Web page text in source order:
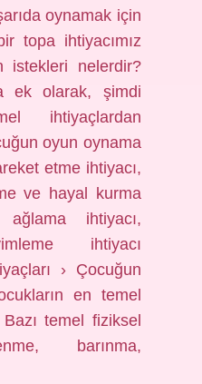
oynamak için
topa ihtiyacımız
istekleri nelerdir?
ek olarak, şimdi
ihtiyaçlardan
oyun oynama
etme ihtiyacı,
ve hayal kurma
ağlama ihtiyacı,
ihtiyacı
› Çocuğun
en temel
temel fiziksel
barınma,